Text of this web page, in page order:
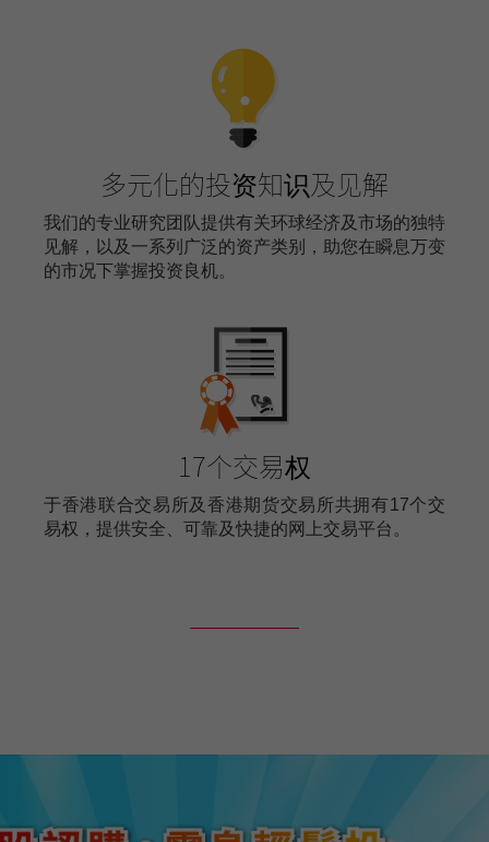
多元化的投资知识及见解
我们的专业研究团队提供有关环球经济及市场的独特
见解，以及一系列广泛的资产类别，助您在瞬息万变
的市况下掌握投资良机。
17个交易权
于香港联合交易所及香港期货交易所共拥有17个交
易权，提供安全、可靠及快捷的网上交易平台。